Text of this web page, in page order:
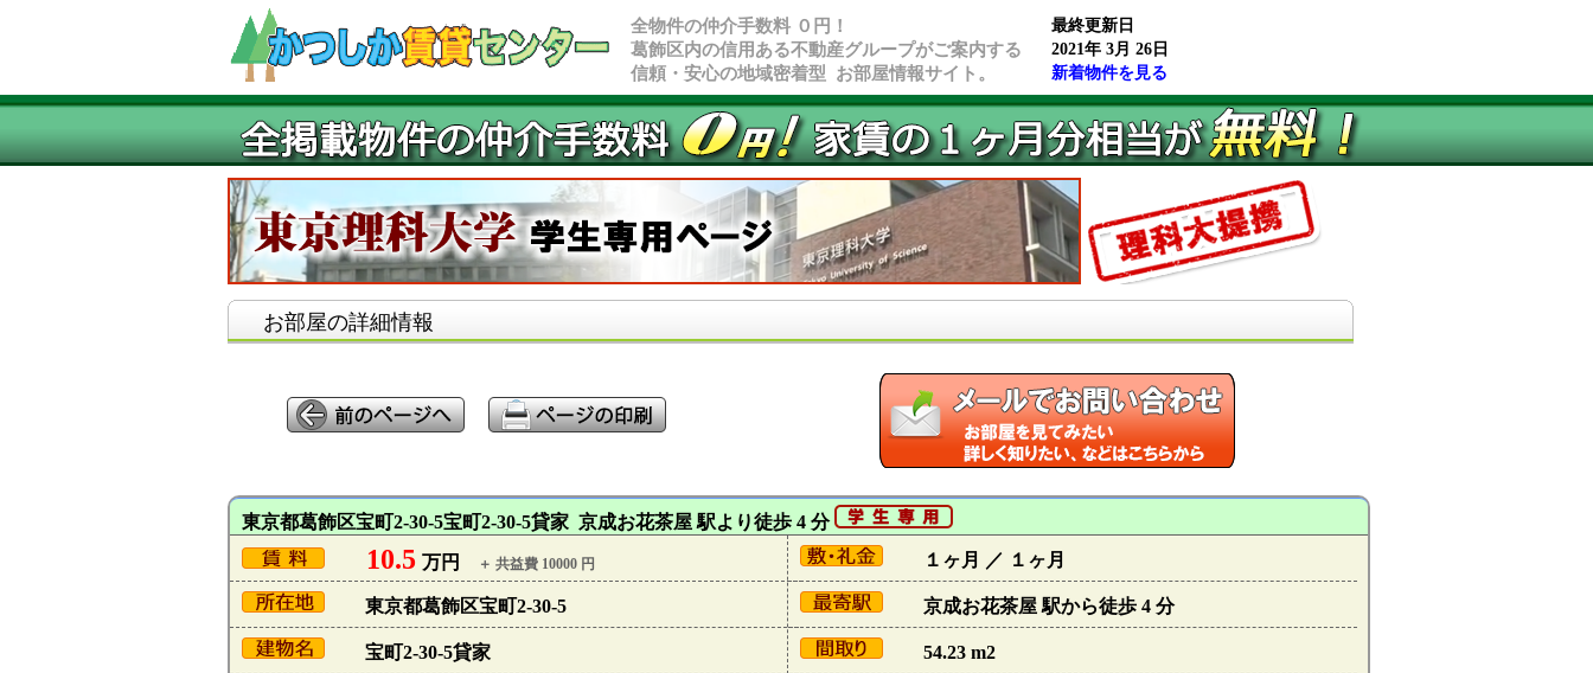
全物件の仲介手数料 ０円！
葛飾区内の信用ある不動産グループがご案内する
信頼・安心の地域密着型 お部屋情報サイト。
最終更新日
2021年 3月 26日
新着物件を見る
お部屋の詳細情報
東京都葛飾区宝町2-30-5宝町2-30-5貸家 京成お花茶屋 駅より徒歩 4 分
10.5 万円 ＋ 共益費 10000 円
東京都葛飾区宝町2-30-5
宝町2-30-5貸家
１ヶ月 ／ １ヶ月
京成お花茶屋 駅から徒歩 4 分
54.23 m2